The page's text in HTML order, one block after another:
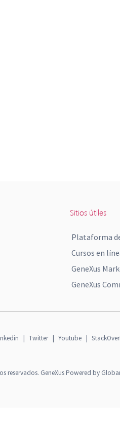
Sitios útiles
Plataforma
Cursos en
GeneXus
GeneXus
| Twitter | Youtube |
reservados. GeneXus Powered by